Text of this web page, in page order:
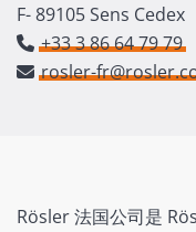
F- 89105 Sens Cedex
+33 3 86 64 79 79
rosler-
Rösler 法国公司是